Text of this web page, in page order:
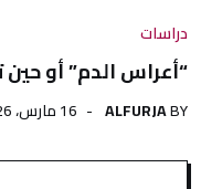
دراسات
“أعراس الدم” أو
BY
ALFURJA 16 مارس، 2026